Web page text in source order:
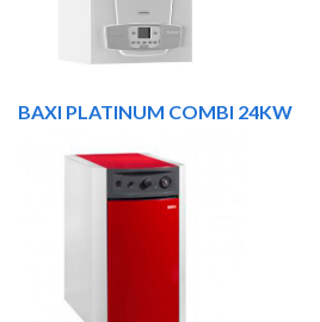
BAXI PLATINUM COMBI 24KW